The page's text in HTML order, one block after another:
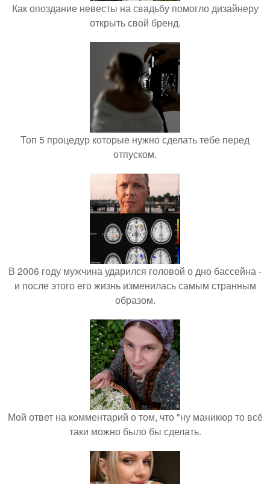
Как опоздание невесты на свадьбу помогло дизайнеру
открыть свой бренд.
Топ 5 процедур которые нужно сделать тебе перед
отпуском.
В 2006 году мужчина ударился головой о дно бассейна -
и после этого его жизнь изменилась самым странным
образом.
Мой ответ на комментарий о том, что "ну маникюр то всё
таки можно было бы сделать.